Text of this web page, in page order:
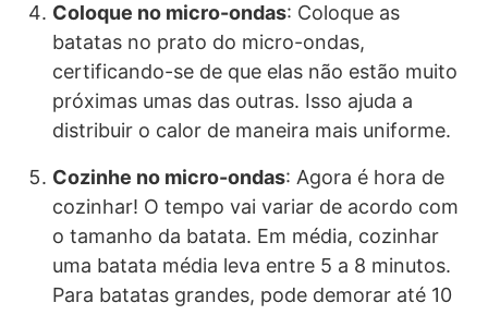
Coloque no micro-ondas: Coloque as
batatas no prato do micro-ondas,
certificando-se de que elas não estão muito
próximas umas das outras. Isso ajuda a
distribuir o calor de maneira mais uniforme.
Cozinhe no micro-ondas: Agora é hora de
cozinhar! O tempo vai variar de acordo com
o tamanho da batata. Em média, cozinhar
uma batata média leva entre 5 a 8 minutos.
Para batatas grandes, pode demorar até 10